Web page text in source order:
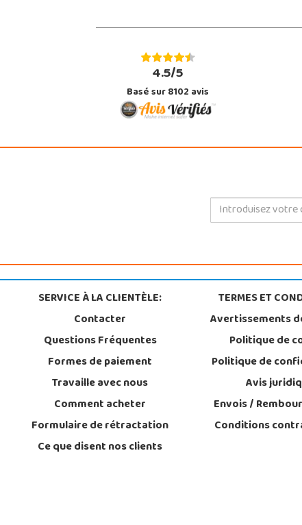
4.5/5
Basé sur 8102 avis
SERVICE À LA CLIENTÈLE:
Contacter
Questions Fréquentes
Formes de paiement
Travaille avec nous
Comment acheter
Formulaire de rétractation
Ce que disent nos clients
TERMES ET
Avertissements
Politique de
Politique de
Avis
Envois /
Conditions